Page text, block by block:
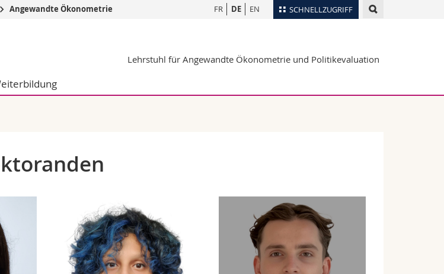
SCHNELLZUGRIFF
Fak.
Studieninteressierte
Forschende
Ortsplan
Webmail
FR DE EN
Angewandte Ökonometrie
Lehrstuhl für Angewandte Ökonometrie und Politikevaluation